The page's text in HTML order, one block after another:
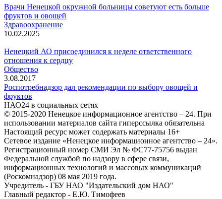
Врачи Ненецкой окружной больницы советуют есть больше
фруктов и овощей
Здравоохранение
10.02.2025
Ненецкий АО присоединился к неделе ответственного
отношения к сердцу
Общество
3.08.2017
Роспотребнадзор дал рекомендации по выбору овощей и
фруктов
НАО24 в социальных сетях
© 2015-2020 Ненецкое информационное агентство – 24. При
использовании материалов сайта гиперссылка обязательна
Настоящий ресурс может содержать материалы 16+
Сетевое издание «Ненецкое информационное агентство – 24».
Регистрационный номер СМИ Эл № ФС77-75756 выдан
Федеральной службой по надзору в сфере связи,
информационных технологий и массовых коммуникаций
(Роскомнадзор) 08 мая 2019 года.
Учредитель - ГБУ НАО "Издательский дом НАО"
Главный редактор - Е.Ю. Тимофеев